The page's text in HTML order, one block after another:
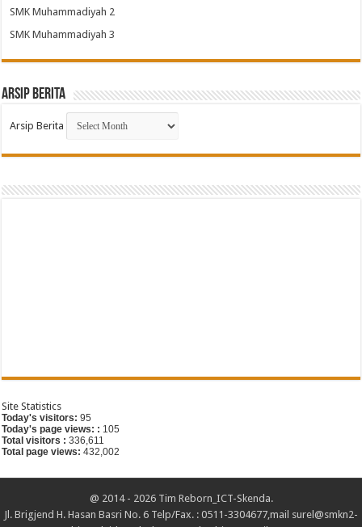
SMK Muhammadiyah 2
SMK Muhammadiyah 3
Arsip Berita
Arsip Berita
G
Site Statistics
Today's visitors:95
Today's page views: : 105
Total visitors :336,611
Total page views:432,002
@ 2014 - 2026 Tim Reborn_ICT-Skenda.
Jl. Brigjend H. Hasan Basri No. 6 Telp/Fax. : 0511-3304677,mail surel@smkn2-